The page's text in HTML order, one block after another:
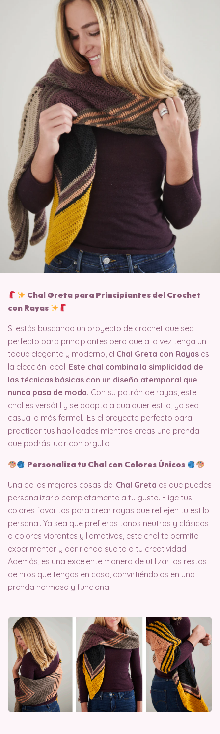
Chal Greta para Principiantes del Crochet
con Rayas
Si estás buscando un proyecto de crochet que sea
perfecto para principiantes pero que a la vez tenga un
toque elegante y moderno, el Chal Greta con Rayas es
la elección ideal. Este chal combina la simplicidad de
las técnicas básicas con un diseño atemporal que
nunca pasa de moda. Con su patrón de rayas, este
chal es versátil y se adapta a cualquier estilo, ya sea
casual o más formal. ¡Es el proyecto perfecto para
practicar tus habilidades mientras creas una prenda
que podrás lucir con orgullo!
Personaliza tu Chal con Colores Únicos
Una de las mejores cosas del Chal Greta es que puedes
personalizarlo completamente a tu gusto. Elige tus
colores favoritos para crear rayas que reflejen tu estilo
personal. Ya sea que prefieras tonos neutros y clásicos
o colores vibrantes y llamativos, este chal te permite
experimentar y dar rienda suelta a tu creatividad.
Además, es una excelente manera de utilizar los restos
de hilos que tengas en casa, convirtiéndolos en una
prenda hermosa y funcional.